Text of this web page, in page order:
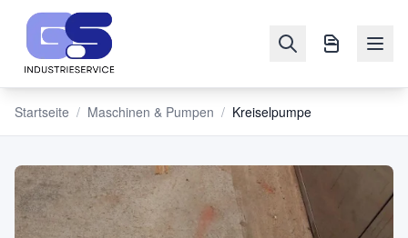
NAVIGATION
Startseite / Maschinen & Pumpen / Kreiselpumpe